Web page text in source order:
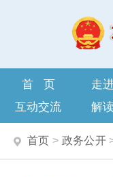
首页 走
互动交流
解
首页 > 政务公开